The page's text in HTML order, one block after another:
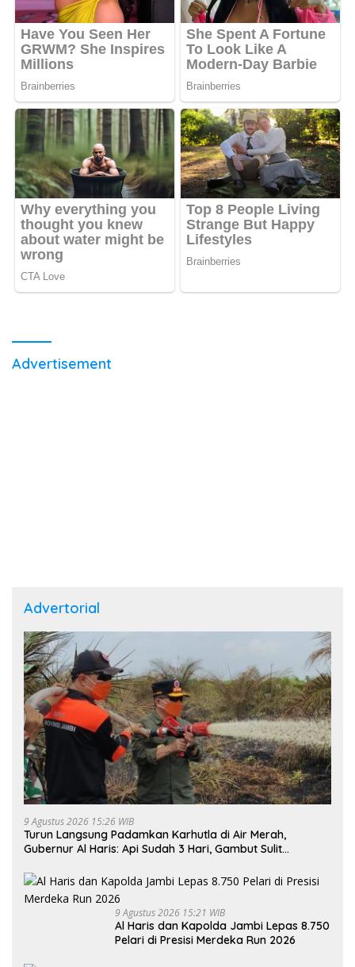
Advertisement
Advertorial
9 Agustus 2026 15:26 WIB
Turun Langsung Padamkan Karhutla di Air Merah,
Gubernur Al Haris: Api Sudah 3 Hari, Gambut Sulit
9 Agustus 2026 15:21 WIB
Al Haris dan Kapolda Jambi Lepas 8.750
Pelari di Presisi Merdeka Run 2026